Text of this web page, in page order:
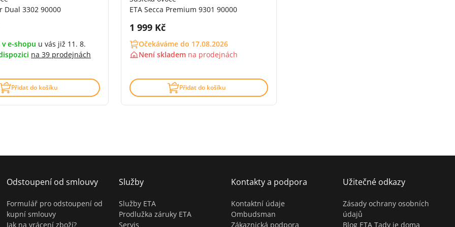
Dual 3302 90000
e-shopu u vás již 11. 8.
na 39 prodejnách
Přidat do košíku
ETA Secca Premium 9301 90000
Cena s DPH:
1 999 Kč
Očekáváme do 17.08.2026
Není skladem na prodejnách
Přidat do košíku
Odstoupení od smlouvy
Formulář pro odstoupení od
kupní smlouvy
Jak na vrácení zboží?
Služby
Služby ETA
Prodlužka záruky ETA
Servis
Kontakty a podpora
Kontaktní údaje
Ombudsman
Zákaznická podpora
Užitečné odkazy
Zásady ochrany osobních
údajů
Blog ETA Tady je doma